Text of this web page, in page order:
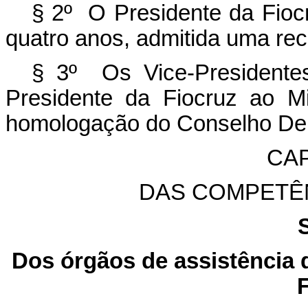
§ 2º O Presidente da
quatro anos, admitida uma
§ 3º Os Vice-
Presidente da Fiocruz ao
homologação do Conselho
DAS
Dos órgãos de assistência